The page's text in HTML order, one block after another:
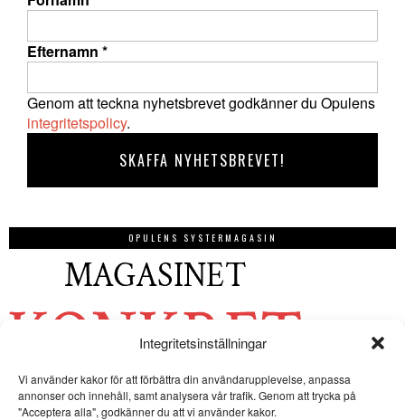
Integritetsinställningar
Vi använder kakor för att förbättra din användarupplevelse, anpassa
annonser och innehåll, samt analysera vår trafik. Genom att trycka på
"Acceptera alla", godkänner du att vi använder kakor.
Efternamn *
Genom att teckna nyhetsbrevet godkänner du Opulens
integritetspolicy.
OPULENS SYSTERMAGASIN